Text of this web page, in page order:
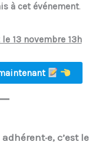
à cet événement.
13 novembre 13h
c’est le